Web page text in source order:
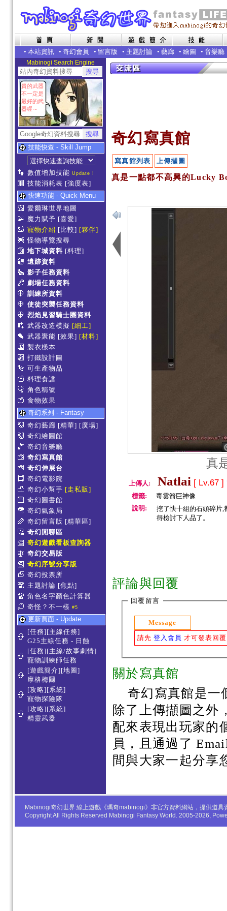
• 本站資訊 • 奇幻會員 • 留言版 • 主題討論 • 藝廊 • 繪圖 • 音樂廳
Mabinogi Search Engine
貴的武器
不一定是
最好的武
器喔～
技能快查 - Skill Jump
數值增加技能 Update !
技能消耗表 [強度表]
快速功能 - Quick Menu
愛爾琳世界地圖
魔力賦予 [喜愛]
寵物介紹 [比較] [夥伴]
怪物導覽搜尋
地下城資料 [料理]
遺跡資料
影子任務資料
劇場任務資料
訓練所資料
使徒突襲任務資料
烈焰見習騎士團資料
武器改造模擬 [細工]
武器聚能 [效果] [材料]
製衣樣本
打鐵設計圖
可生產物品
料理食譜
角色稱號
食物效果
奇幻系列 - Fantasy
奇幻藝廊 [精華] [廣場]
奇幻繪圖館
奇幻音樂廳
奇幻寫真館
奇幻伸展台
奇幻電影院
奇幻小幫手 [走私販]
奇幻圖書館
奇幻氣象局
奇幻留言版 [精華區]
奇幻閒聊區
奇幻遊戲看板查詢器
奇幻交易版
奇幻序號分享版
奇幻投票所
主題討論 [焦點]
角色名字顏色計算器
奇怪？不一樣 #5
更新頁面 - Update
[任務][主線任務]
G25主線任務 - 日蝕
[任務][主線/故事劇情]
寵物訓練師任務
[遊戲簡介][地圖]
摩格梅爾
[攻略][系統]
寵物探險隊
[攻略][系統]
精靈武器
奇幻寫真館
寫真館列表 上傳擷圖
真是一點都不高興的Lucky
真
上傳人: Natlai [ Lv.67 ]
標籤:
毒雲箭巨神像
說明:
挖了快十組的石頭碎片
得檢討下人品了。
評論與回覆
回覆留言
Message
請先 登入會員 才可發表回
關於寫真館
奇幻寫真館是一
除了上傳擷圖之外
配來表現出玩家的
員，且通過了
間與大家一起分享
Mabinogi奇幻世界 線上遊戲《瑪奇mabinogi》非官方資料網站，提供道
Copyright All Rights Reserved Mabinogi Fantasy World. 2005-2026,